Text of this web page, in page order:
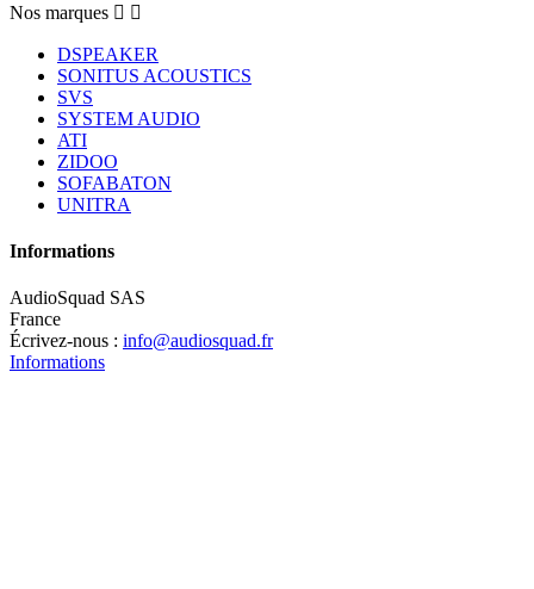
Nos marques  
DSPEAKER
SONITUS ACOUSTICS
SVS
SYSTEM AUDIO
ATI
ZIDOO
SOFABATON
UNITRA
Informations
AudioSquad SAS
France
Écrivez-nous : info@audiosquad.fr
Informations